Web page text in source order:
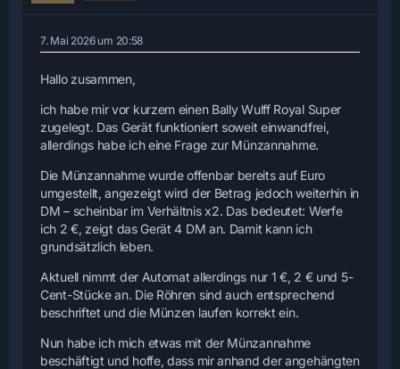
7. Mai 2026 um 20:58
Hallo zusammen,
ich habe mir vor kurzem einen Bally Wulff Royal Super
zugelegt. Das Gerät funktioniert soweit einwandfrei,
allerdings habe ich eine Frage zur Münzannahme.
Die Münzannahme wurde offenbar bereits auf Euro
umgestellt, angezeigt wird der Betrag jedoch weiterhin in
DM – scheinbar im Verhältnis x2. Das bedeutet: Werfe
ich 2 €, zeigt das Gerät 4 DM an. Damit kann ich
grundsätzlich leben.
Aktuell nimmt der Automat allerdings nur 1 €, 2 € und 5-
Cent-Stücke an. Die Röhren sind auch entsprechend
beschriftet und die Münzen laufen korrekt ein.
Nun habe ich mich etwas mit der Münzannahme
beschäftigt und hoffe, dass mir anhand der angehängten